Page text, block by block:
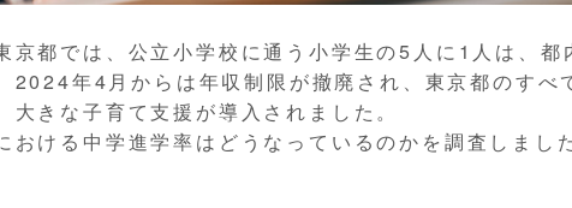
京都では、公立小学校に通う小学生の5人に1人は、都
2024年4月からは年収制限が撤廃され、東京都のすべ
きな子育て支援が導入されました。
おける中学進学率はどうなっているのかを調査しまし